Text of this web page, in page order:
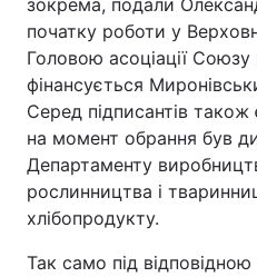
зокрема, подали
початку роботи у
Головою асоціації Союзу
фінансується
Серед підписантів
на момент обрання був
Департаменту
рослинництва і
хлібопродукту.
Так само під